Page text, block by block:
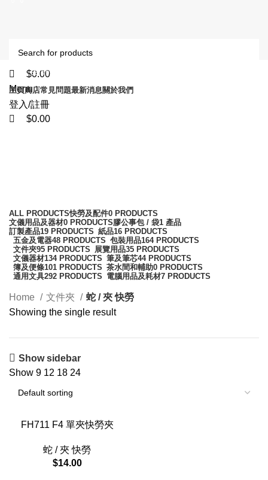
$0.00
Menu
$0.00
全部產品
主頁商店常見問題最新消息關於我們
登入/註冊
ALL PRODUCTS快勞及配件0 PRODUCTS
文儀用品及器材0 PRODUCTS 膠公事包 / 袋1 產品
訂製產品19 PRODUCTS 紙品16 PRODUCTS
五金及電器48 PRODUCTS 包裝用品164 PRODUCTS
文件夾95 PRODUCTS 展覽用品35 PRODUCTS
文儀器材134 PRODUCTS 筆及筆芯44 PRODUCTS
簿及便條101 PRODUCTS 茶水間和輔助0 PRODUCTS
通用文具292 PRODUCTS 電腦用品及耗材7 PRODUCTS
Home 文件夾
蛇 / 夾 快勞
Showing the single result
Show sidebar
Show 9 12 18 24
FH711 F4 單夾快勞夾
蛇 / 夾 快勞
$14.00